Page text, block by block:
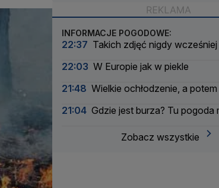
INFORMACJE POGODOWE:
22:37 Takich zdjęć nigdy wcześniej
22:03 W Europie jak w piekle
21:48 Wielkie ochłodzenie, a
21:04 Gdzie jest burza? Tu pogoda
Zobacz wszystkie